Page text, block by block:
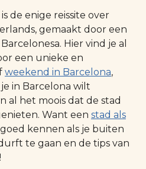
de enige reissite over
gemaakt door een
Hier vind je al
een unieke en
weekend in Barcelona,
in Barcelona wilt
al het moois dat de stad
Want een stad als
goed kennen als je buiten
te gaan en de tips van